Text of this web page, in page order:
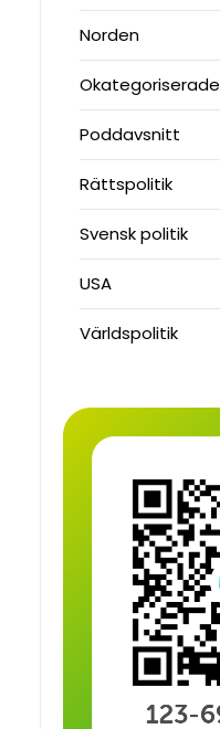
Norden
Okategoriserade
Poddavsnitt
Rättspolitik
Svensk politik
USA
Världspolitik